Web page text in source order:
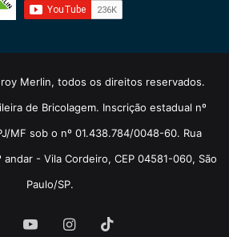
Merlin, todos os direitos reservados.
de Bricolagem. Inscrição estadual nº
MF sob o nº 01.438.784/0048-60. Rua
andar - Vila Cordeiro, CEP 04581-060, São
Paulo/SP.
YouTubeInstagram